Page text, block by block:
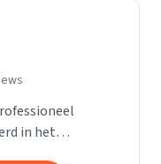
in het